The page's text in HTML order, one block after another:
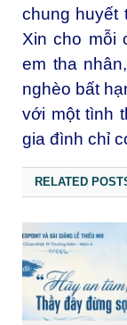
chung huyết
Xin cho mỗi
em tha
nghèo bất
với một tình
gia đình chỉ
RELATED